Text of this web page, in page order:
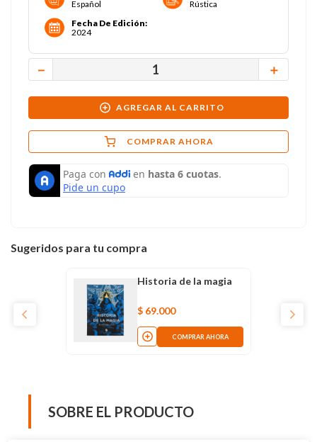
Español
Rústica
Fecha De Edición:
2024
＋
－
AGREGAR AL CARRITO
COMPRAR AHORA
Sugeridos para tu compra
Historia de la magia
$ 69.000
COMPRAR AHORA
SOBRE EL PRODUCTO